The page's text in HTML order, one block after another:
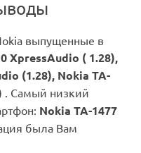
выпущенные в
XpressAudio ( 1.28),
(1.28), Nokia TA-
. Самый низкий
Nokia TA-1477
была Вам